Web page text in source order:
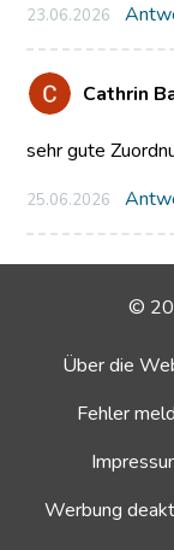
23.06.2026
Cathrin
sehr gute
25.06.2026
©
Über die
Fehler
Werbung